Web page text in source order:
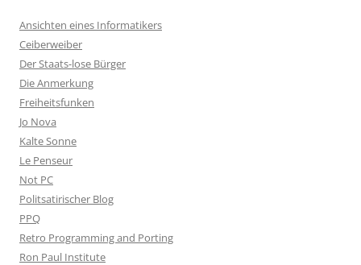
Ansichten eines Informatikers
Ceiberweiber
Der Staats-lose Bürger
Die Anmerkung
Freiheitsfunken
Jo Nova
Kalte Sonne
Le Penseur
Not PC
Politsatirischer Blog
PPQ
Retro Programming and Porting
Ron Paul Institute